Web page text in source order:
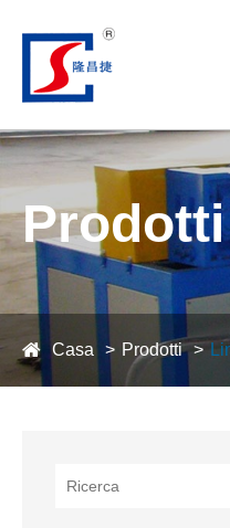
Prodotti
Casa Prodotti